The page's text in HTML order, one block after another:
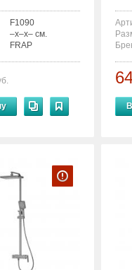
F1090
–x–x– см.
FRAP